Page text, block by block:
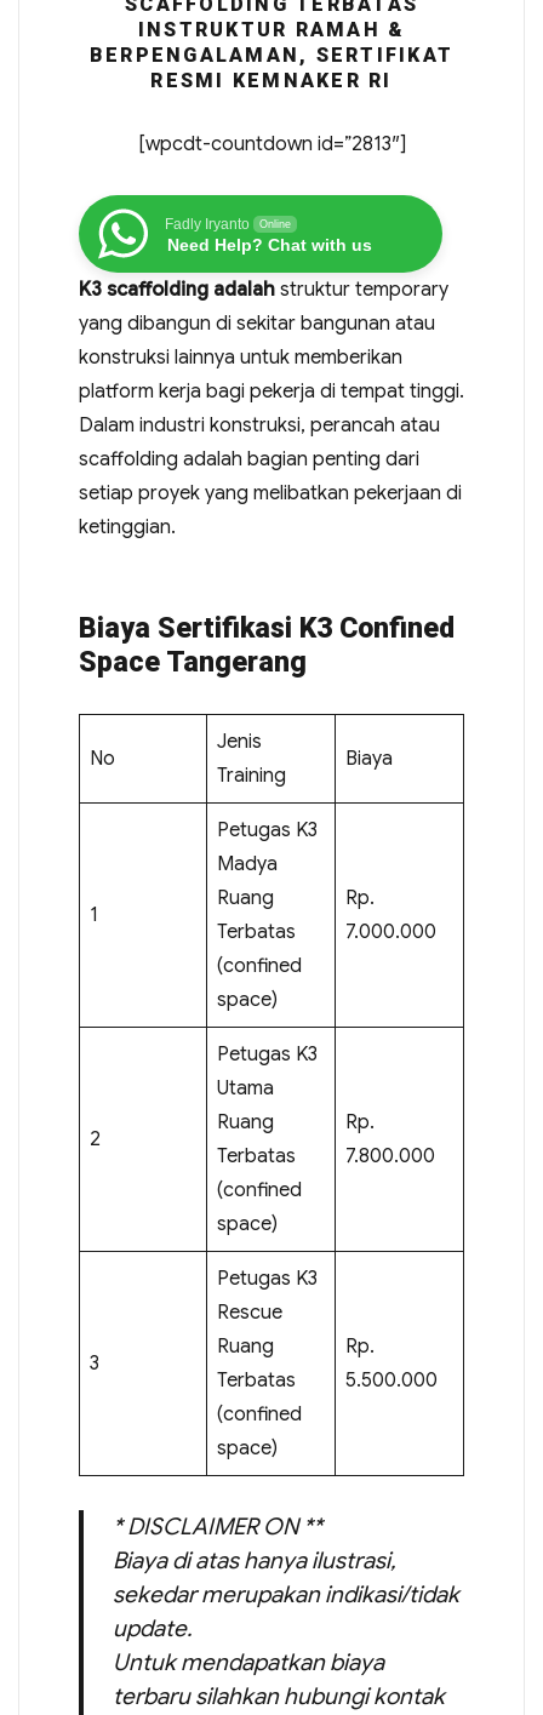
INSTRUKTUR RAMAH &
BERPENGALAMAN, SERTIFIKAT
RESMI KEMNAKER RI
[wpcdt-countdown id=”2813″]
Fadly Iryanto Online
Need Help? Chat with us
K3 scaffolding adalahstruktur temporary
yang dibangun di sekitar bangunan atau
konstruksi lainnya untuk memberikan
platform kerja bagi pekerja di tempat tinggi.
Dalam industri konstruksi, perancah atau
scaffolding adalah bagian penting dari
setiap proyek yang melibatkan pekerjaan di
ketinggian.
Biaya Sertifikasi K3 Confined
Space Tangerang
No
Jenis
Training
Biaya
1
Petugas K3
Madya
Ruang
Terbatas
(confined
space)
Rp.
7.000.000
2
Petugas K3
Utama
Ruang
Terbatas
(confined
space)
Rp.
7.800.000
3
Petugas K3
Rescue
Ruang
Terbatas
(confined
space)
Rp.
5.500.000
* DISCLAIMER ON **
Biaya di atas hanya ilustrasi,
sekedar merupakan indikasi/tidak
update.
Untuk mendapatkan biaya
terbaru silahkan hubungi kontak